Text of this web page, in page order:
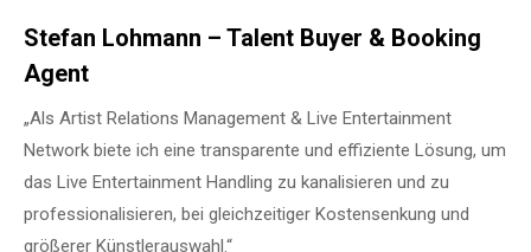
Stefan Lohmann – Talent Buyer & Booking
Agent
„Als Artist Relations Management & Live Entertainment
Network biete ich eine transparente und effiziente Lösung, um
das Live Entertainment Handling zu kanalisieren und zu
professionalisieren, bei gleichzeitiger Kostensenkung und
größerer Künstlerauswahl.“